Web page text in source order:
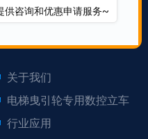
关于我们
电梯曳引轮专用数控立车
行业应用
供咨询和优惠申请服务~